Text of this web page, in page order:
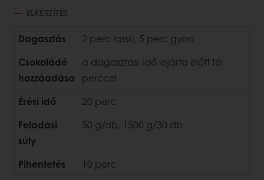
ELKÉSZÍTÉS
Dagasztás
2 perc lassú, 5 perc gyors
Csokoládé
hozzáadása
a dagasztási idő lejárta előtt fél
perccel
Érési idő
20 perc
Feladási
súly
50 g/db, 1500 g/30 db
Pihentetés
10 perc